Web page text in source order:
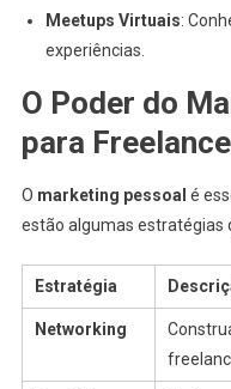
Meetups Virtuais:
experiências.
O Poder do
para
O marketing pessoal é
estão algumas estratégias
Estratégia
Networking